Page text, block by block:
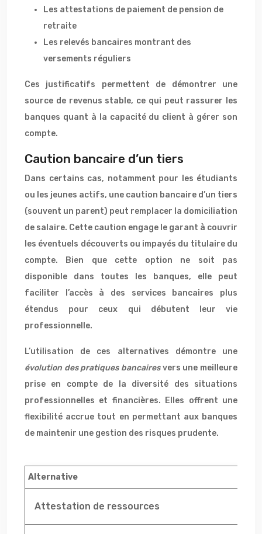
Les attestations de paiement de pension de
retraite
Les relevés bancaires montrant des
versements réguliers
Ces justificatifs permettent de démontrer une
source de revenus stable, ce qui peut rassurer les
banques quant à la capacité du client à gérer son
compte.
Caution bancaire d’un tiers
Dans certains cas, notamment pour les étudiants
ou les jeunes actifs, une caution bancaire d’un tiers
(souvent un parent) peut remplacer la domiciliation
de salaire. Cette caution engage le garant à couvrir
les éventuels découverts ou impayés du titulaire du
compte. Bien que cette option ne soit pas
disponible dans toutes les banques, elle peut
faciliter l’accès à des services bancaires plus
étendus pour ceux qui débutent leur vie
professionnelle.
L’utilisation de ces alternatives démontre une
évolution des pratiques bancairesvers une meilleure
prise en compte de la diversité des situations
professionnelles et financières. Elles offrent une
flexibilité accrue tout en permettant aux banques
de maintenir une gestion des risques prudente.
Alternative
Attestation de ressources